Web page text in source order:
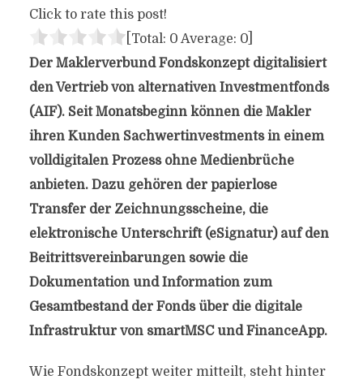
Click to rate this post!
[Total: 0 Average: 0]
Der Maklerverbund Fondskonzept digitalisiert
den Vertrieb von alternativen Investmentfonds
(AIF). Seit Monatsbeginn können die Makler
ihren Kunden Sachwertinvestments in einem
volldigitalen Prozess ohne Medienbrüche
anbieten. Dazu gehören der papierlose
Transfer der Zeichnungsscheine, die
elektronische Unterschrift (eSignatur) auf den
Beitrittsvereinbarungen sowie die
Dokumentation und Information zum
Gesamtbestand der Fonds über die digitale
Infrastruktur von smartMSC und FinanceApp.
Wie Fondskonzept weiter mitteilt, steht hinter